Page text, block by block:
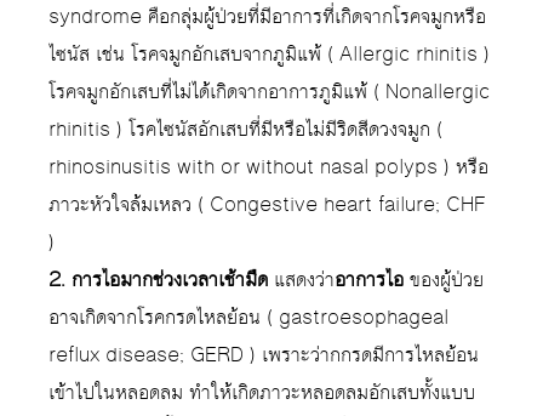
syndrome คือกลุ่มผู้ป่วยที่มีอาการที่เกิดจากโรคจมูกหรือ
ไซนัส เช่น โรคจมูกอักเสบจากภูมิแพ้ ( Allergic rhinitis )
โรคจมูกอักเสบที่ไม่ได้เกิดจากอาการภูมิแพ้ ( Nonallergic
rhinitis ) โรคไซนัสอักเสบที่มีหรือไม่มีริดสีดวงจมูก (
rhinosinusitis with or without nasal polyps ) หรือ
ภาวะหัวใจล้มเหลว ( Congestive heart failure; CHF
)
2. การไอมากช่วงเวลาเช้ามืด แสดงว่าอาการไอของผู้ป่วย
อาจเกิดจากโรคกรดไหลย้อน ( gastroesophageal
reflux disease; GERD ) เพราะว่ากกรดมีการไหลย้อน
เข้าไปในหลอดลม ทำให้เกิดภาวะหลอดลมอักเสบทั้งแบบ